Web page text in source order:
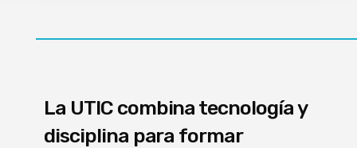
La UTIC combina tecnología y
disciplina para formar